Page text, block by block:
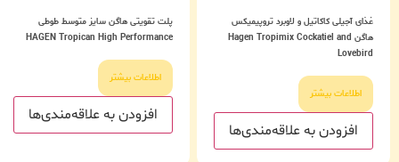
غذای آجیلی کاکاتیل و لاوبرد تروپیمیکس
هاگن Hagen Tropimix Cockatiel and
Lovebird
اطلاعات بیشتر
افزودن به علاقه‌مندی‌ها
پلت تقویتی هاگن سایز متوسط طوطی
HAGEN Tropican High Performance
اطلاعات بیشتر
افزودن به علاقه‌مندی‌ها